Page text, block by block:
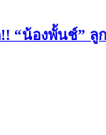
น้องพั้นช์” ลู